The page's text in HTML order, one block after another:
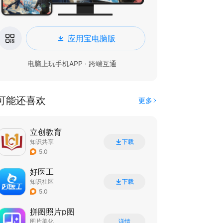
应用宝电脑版
电脑上玩手机APP · 跨端互通
能还喜欢 更多
立创教育
知识共享
5.0
下载
好医工
知识社区
5.0
下载
拼图照片p图
图片美化 详情